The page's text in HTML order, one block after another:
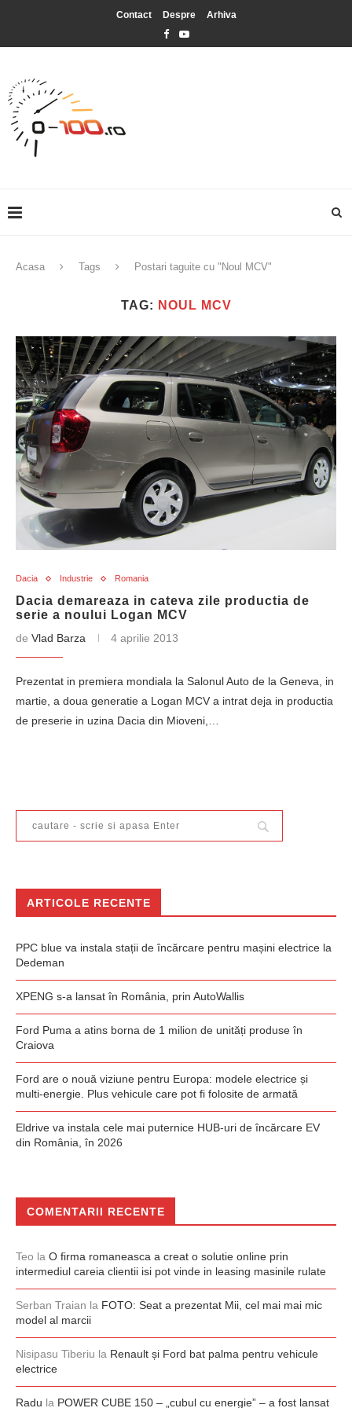
Contact Despre Arhiva
Acasa Tags Postari taguite cu "Noul MCV"
TAG: NOUL MCV
Dacia Industrie Romania
Dacia demareaza in cateva zile productia de
serie a noului Logan MCV
de Vlad Barza 4 aprilie 2013
Prezentat in premiera mondiala la Salonul Auto de la Geneva, in
martie, a doua generatie a Logan MCV a intrat deja in productia
de preserie in uzina Dacia din Mioveni,…
ARTICOLE RECENTE
PPC blue va instala stații de încărcare pentru mașini electrice la
Dedeman
XPENG s-a lansat în România, prin AutoWallis
Ford Puma a atins borna de 1 milion de unități produse în
Craiova
Ford are o nouă viziune pentru Europa: modele electrice și
multi-energie. Plus vehicule care pot fi folosite de armată
Eldrive va instala cele mai puternice HUB-uri de încărcare EV
din România, în 2026
COMENTARII RECENTE
Teo la O firma romaneasca a creat o solutie online prin
intermediul careia clientii isi pot vinde in leasing masinile rulate
Serban Traian la FOTO: Seat a prezentat Mii, cel mai mai mic
model al marcii
Nisipasu Tiberiu la Renault și Ford bat palma pentru vehicule
electrice
Radu la POWER CUBE 150 – „cubul cu energie” – a fost lansat